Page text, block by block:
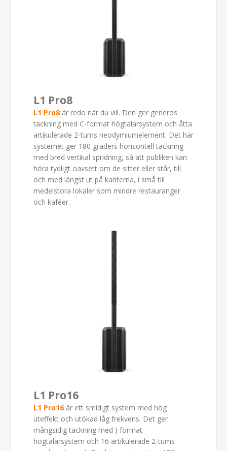
L1 Pro8
L1 Pro8 är redo när du vill. Den ger generös
täckning med C-format högtalarsystem och åtta
artikulerade 2-tums neodymiumelement. Det här
systemet ger 180 graders horisontell täckning
med bred vertikal spridning, så att publiken kan
höra tydligt oavsett om de sitter eller står, till
och med längst ut på kanterna, i små till
medelstora lokaler som mindre restauranger
och kaféer.
L1 Pro16
L1 Pro16är ett smidigt system med hög
uteffekt och utökad låg frekvens. Det ger
mångsidig täckning med J-format
högtalarsystem och 16 artikulerade 2-tums